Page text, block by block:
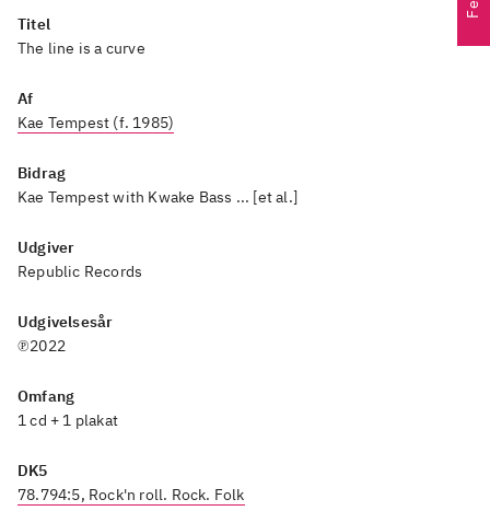
Titel
The line is a curve
Af
Kae Tempest (f. 1985)
Bidrag
Kae Tempest with Kwake Bass ... [et al.]
Udgiver
Republic Records
Udgivelsesår
℗2022
Omfang
1 cd + 1 plakat
DK5
78.794:5, Rock'n roll. Rock. Folk